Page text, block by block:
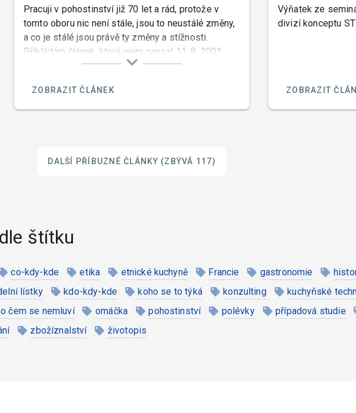
Pracuji v pohostinství již 70 let a rád, protože v
tomto oboru nic není stále, jsou to neustálé změny,
a co je stálé jsou právě ty změny a stížnosti.
Přikládám článek, který jsem napsal 11. 8. 2003,
který je toho důkazem…
ZOBRAZIT ČLÁNEK
Výňatek ze
divizí konceptu
ZOBRAZIT
DALŠÍ PŘÍBUZNÉ ČLÁNKY (ZBÝVÁ 117)
štítku
co-kdy-kde etika etnické kuchyně Francie gastronomie
lístky kdo-kdy-kde koho se to týká konzulting
kuchyňské
o čem se nemluví omáčka pohostinství polévky případová studie
zbožíznalství životopis